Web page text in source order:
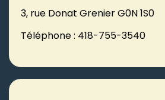
3, rue Donat Grenier G0N 1S0
Téléphone : 418-755-3540